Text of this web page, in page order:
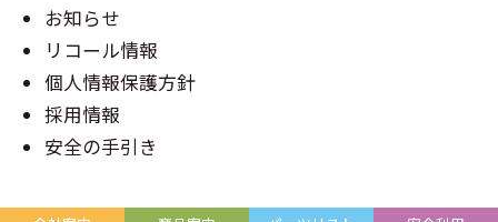
お知らせ
リコール情報
個人情報保護方針
採用情報
安全の手引き